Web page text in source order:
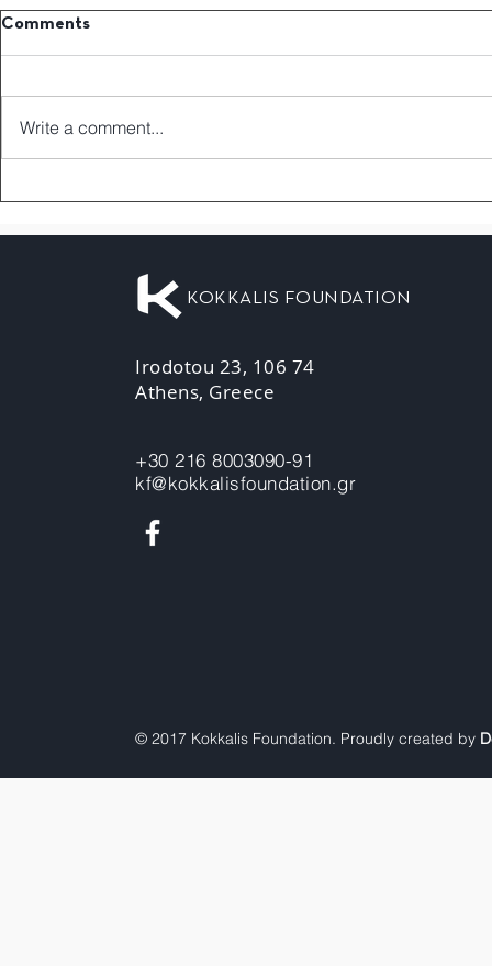
Comments
Write a comment...
KOKKALIS FOUNDATION
Irodotou 23, 106 74
Athens, Greece
+30 216 8003090-91
kf@kokkalisfoundation.gr
© 2017 Kokkalis Foundation. Proudly created by